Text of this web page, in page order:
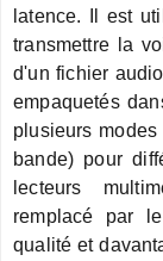
latence. Il est
transmettre la
d'un fichier
empaquetés
plusieurs
bande) pour
lecteurs
remplacé par
qualité et